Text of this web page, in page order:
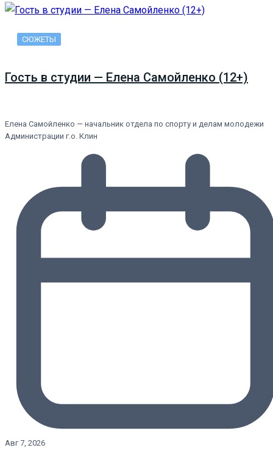
СЮЖЕТЫ
Гость в студии — Елена Самойленко (12+)
Елена Самойленко — начальник отдела по спорту и делам молодежи
Администрации г.о. Клин
Авг 7, 2026